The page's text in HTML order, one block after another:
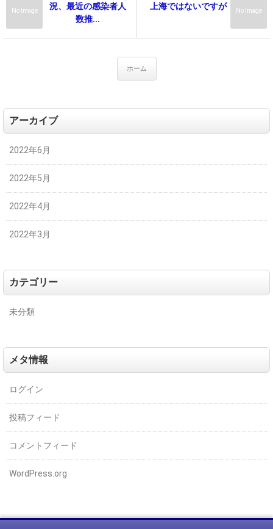
No Image
況、最近の感染者人
数推...
No Image
上海ではないですが
ホーム
アーカイブ
2022年6月
2022年5月
2022年4月
2022年3月
カテゴリー
未分類
メタ情報
ログイン
投稿フィード
コメントフィード
WordPress.org